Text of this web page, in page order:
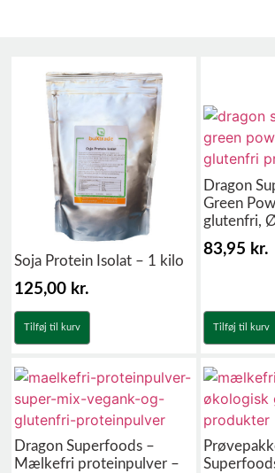
Soja Protein Isolat – 1 kilo
125,00 kr.
Tilføj til kurv
Dragon
Green
glutenfri,
83,95 kr.
Tilføj til kurv
Dragon Superfoods –
Mælkefri proteinpulver –